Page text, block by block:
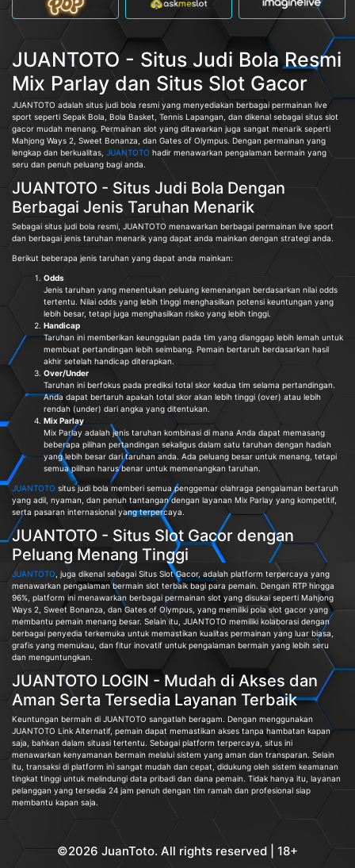
JUANTOTO - Situs Judi Bola Resmi
Mix Parlay dan Situs Slot Gacor
JUANTOTO adalah situs judi bola resmi yang menyediakan berbagai permainan live
sport seperti Sepak Bola, Bola Basket, Tennis Lapangan, dan dikenal sebagai situs slot
gacor mudah menang. Permainan slot yang ditawarkan juga sangat menarik seperti
Mahjong Ways 2, Sweet Bonanza, dan Gates of Olympus. Dengan permainan yang
lengkap dan berkualitas, JUANTOTO hadir menawarkan pengalaman bermain yang
seru dan penuh peluang bagi anda.
JUANTOTO - Situs Judi Bola Dengan
Berbagai Jenis Taruhan Menarik
Sebagai situs judi bola resmi, JUANTOTO menawarkan berbagai permainan live sport
dan berbagai jenis taruhan menarik yang dapat anda mainkan dengan strategi anda.
Berikut beberapa jenis taruhan yang dapat anda mainkan:
Odds
Jenis taruhan yang menentukan peluang kemenangan berdasarkan nilai odds
tertentu. Nilai odds yang lebih tinggi menghasilkan potensi keuntungan yang
lebih besar, tetapi juga menghasilkan risiko yang lebih tinggi.
Handicap
Taruhan ini memberikan keunggulan pada tim yang dianggap lebih lemah untuk
membuat pertandingan lebih seimbang. Pemain bertaruh berdasarkan hasil
akhir setelah handicap diterapkan.
Over/Under
Taruhan ini berfokus pada prediksi total skor kedua tim selama pertandingan.
Anda dapat bertaruh apakah total skor akan lebih tinggi (over) atau lebih
rendah (under) dari angka yang ditentukan.
Mix Parlay
Mix Parlay adalah jenis taruhan kombinasi di mana Anda dapat memasang
beberapa pilihan pertandingan sekaligus dalam satu taruhan dengan hadiah
yang lebih besar dari taruhan anda. Ada peluang besar untuk menang, tetapi
semua pilihan harus benar untuk memenangkan taruhan.
JUANTOTO situs judi bola memberi semua penggemar olahraga pengalaman bertaruh
yang adil, nyaman, dan penuh tantangan dengan layanan Mix Parlay yang kompetitif,
serta pasaran internasional yang terpercaya.
JUANTOTO - Situs Slot Gacor dengan
Peluang Menang Tinggi
JUANTOTO , juga dikenal sebagai Situs Slot Gacor, adalah platform terpercaya yang
menawarkan pengalaman bermain slot terbaik bagi para pemain. Dengan RTP hingga
96%, platform ini menawarkan berbagai permainan slot yang disukai seperti Mahjong
Ways 2, Sweet Bonanza, dan Gates of Olympus, yang memiliki pola slot gacor yang
membantu pemain menang besar. Selain itu, JUANTOTO memiliki kolaborasi dengan
berbagai penyedia terkemuka untuk memastikan kualitas permainan yang luar biasa,
grafis yang memukau, dan fitur inovatif untuk pengalaman bermain yang lebih seru
dan menguntungkan.
JUANTOTO LOGIN - Mudah di Akses dan
Aman Serta Tersedia Layanan Terbaik
Keuntungan bermain di JUANTOTO sangatlah beragam. Dengan menggunakan
JUANTOTO Link Alternatif, pemain dapat memastikan akses tanpa hambatan kapan
saja, bahkan dalam situasi tertentu. Sebagai platform terpercaya, situs ini
menawarkan kenyamanan bermain melalui sistem yang aman dan transparan. Selain
itu, transaksi di platform ini sangat mudah dan cepat, didukung oleh sistem keamanan
tingkat tinggi untuk melindungi data pribadi dan dana pemain. Tidak hanya itu, layanan
pelanggan yang tersedia 24 jam penuh dengan tim ramah dan profesional siap
membantu kapan saja.
©2026 JuanToto. All rights reserved | 18+